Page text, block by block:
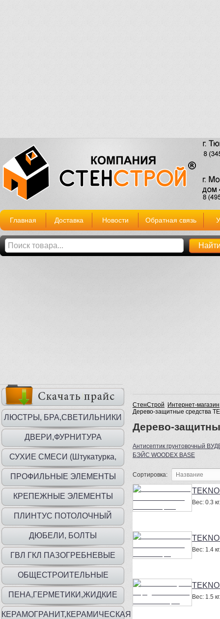
Главная Доставка Новости Обратная связь
ЛЮСТРЫ, БРА,СВЕТИЛЬНИКИ
ДВЕРИ,ФУРНИТУРА
СУХИЕ СМЕСИ (Штукатурка,
шпаклевка, клей)
ПРОФИЛЬНЫЕ ЭЛЕМЕНТЫ
КРЕПЕЖНЫЕ ЭЛЕМЕНТЫ
ПЛИНТУС ПОТОЛОЧНЫЙ
ДЮБЕЛИ, БОЛТЫ
ГВЛ ГКЛ ПАЗОГРЕБНЕВЫЕ
ПЛИТЫ
ОБЩЕСТРОИТЕЛЬНЫЕ
МАТЕРИАЛЫ
ПЕНА,ГЕРМЕТИКИ,ЖИДКИЕ
ГВОЗДИ
КЕРАМОГРАНИТ,КЕРАМИЧЕСКАЯ
СтенСтрой
Интернет-магазин
Дерево-защитные средства
Дерево-
Антисептик грунтовочный
БЭЙС WOODEX BASE
Сортировка:
Вес: 0.3 кг.
Вес: 1.4 кг.
Вес: 1.5 кг.